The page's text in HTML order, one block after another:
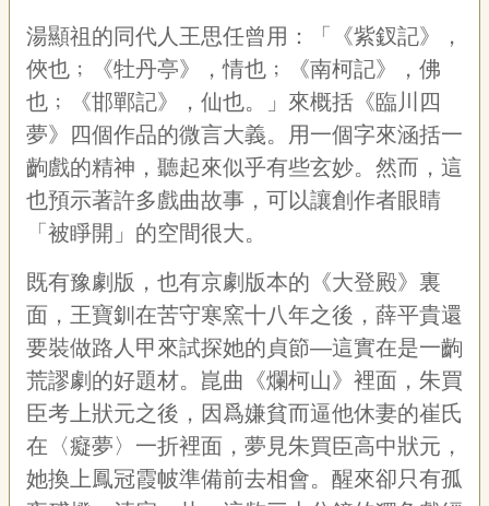
宣
告
網
站
導
覽
o
R
S
S
湯顯祖的同代人王思任曾用：「《紫釵記》，
俠也﹔《牡丹亭》，情也﹔《南柯記》，佛
也﹔《邯鄲記》，仙也。」來概括《臨川四
夢》四個作品的微言大義。用一個字來涵括一
齣戲的精神，聽起來似乎有些玄妙。然而，這
也預示著許多戲曲故事，可以讓創作者眼睛
「被睜開」的空間很大。
既有豫劇版，也有京劇版本的《大登殿》裏
面，王寶釧在苦守寒窯十八年之後，薛平貴還
要裝做路人甲來試探她的貞節—這實在是一齣
荒謬劇的好題材。崑曲《爛柯山》裡面，朱買
臣考上狀元之後，因爲嫌貧而逼他休妻的崔氏
在〈癡夢〉一折裡面，夢見朱買臣高中狀元，
她換上鳳冠霞帔準備前去相會。醒來卻只有孤